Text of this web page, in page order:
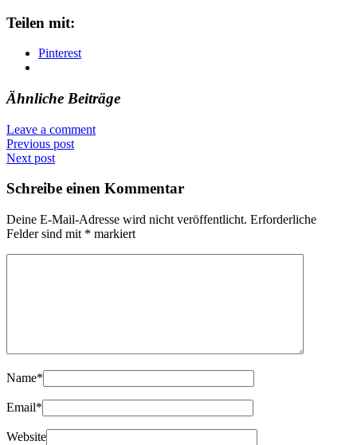
Teilen mit:
Pinterest
Ähnliche Beiträge
Leave a comment
Previous post
Next post
Schreibe einen Kommentar
Deine E-Mail-Adresse wird nicht veröffentlicht. Erforderliche
Felder sind mit * markiert
Name*
Email*
Website